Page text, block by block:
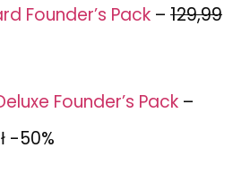
Founder’s Pack – 129,99
Founder’s Pack –
-50%